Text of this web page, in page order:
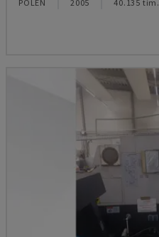
POLEN 2005 40.135 tim.